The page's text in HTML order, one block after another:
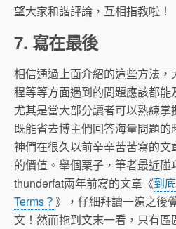
望大家和諧評論，互相指教啦！
7. 寫在最後
相信通過上面介紹的這些方法
程等等方面遇到的問題應該都能
尤其是當大部分讀者可以熟練掌
既能省去博主們回答海量問題
神們在很久以前辛辛苦苦寫的
的價值。舉個栗子，筆者最近碰
thunderfat兩年前寫的文章《到
Terms？》，仔細拜讀一遍之後
文！然而拖到文末一看，只有